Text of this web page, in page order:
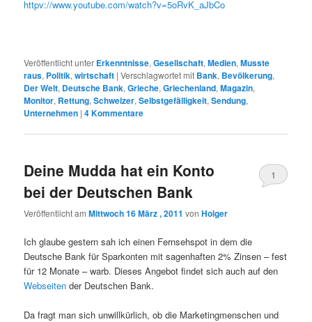
httpv://www.youtube.com/watch?v=5oRvK_aJbCo
Veröffentlicht unter Erkenntnisse,Gesellschaft,Medien,Musste
raus, Politik,wirtschaft |Verschlagwortet mit Bank, Bevölkerung,
Der Welt, Deutsche Bank,Grieche,Griechenland,Magazin,
Monitor, Rettung,Schweizer,Selbstgefälligkeit,Sendung,
Unternehmen |4Kommentare
Deine Mudda hat ein Konto
bei der Deutschen Bank
Veröffentlicht amMittwoch 16 März , 2011 vonHolger
1
Ich glaube gestern sah ich einen Fernsehspot in dem die
Deutsche Bank für Sparkonten mit sagenhaften 2% Zinsen – fest
für 12 Monate – warb. Dieses Angebot findet sich auch auf den
Webseitender Deutschen Bank.
Da fragt man sich unwillkürlich, ob die Marketingmenschen und